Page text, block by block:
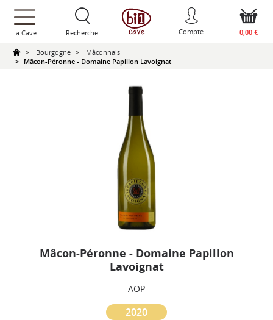
text.skipToContent
text.skipToNavigation
La Cave Recherche Compte 0,00 €
Bourgogne
Mâconnais
Mâcon-Péronne - Domaine Papillon Lavoignat
Mâcon-Péronne - Domaine Papillon
Lavoignat
AOP
2020